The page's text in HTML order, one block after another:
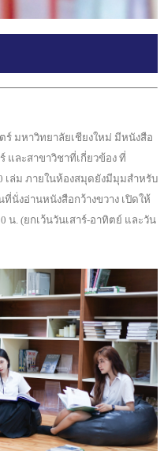
มหาวิทยาลัยเชียงใหม่ มีหนังสือ
และสาขาวิชาที่เกี่ยวข้อง ที่
เล่ม ภายในห้องสมุดยังมีมุมสำหรับ
นั่งอ่านหนังสือกว้างขวาง เปิดให้
น. (ยกเว้นวันเสาร์-อาทิตย์ และวัน